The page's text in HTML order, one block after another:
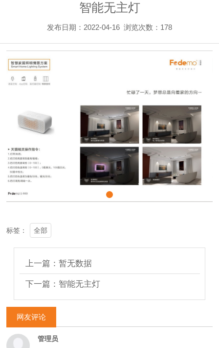
智能无主灯
发布日期：2022-04-16 浏览次数： 178
标签： 全部
上一篇：暂无数据
下一篇：智能无主灯
网友评论
管理员